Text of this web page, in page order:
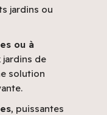
jardins ou
ou à
jardins de
solution
, puissantes